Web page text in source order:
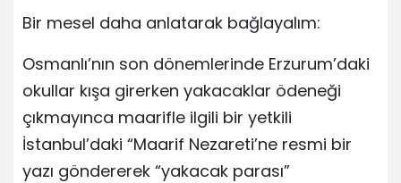
Bir mesel daha anlatarak bağlayalım:
Osmanlı’nın son dönemlerinde Erzurum’daki
okullar kışa girerken yakacaklar ödeneği
çıkmayınca maarifle ilgili bir yetkili
İstanbul’daki “Maarif Nezareti’ne resmi bir
yazı göndererek “yakacak parası”